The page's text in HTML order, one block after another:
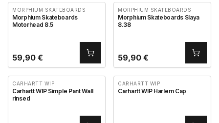
MORPHIUM SKATEBOARDS
Morphium Skateboards
Motorhead 8.5
59,90 €
MORPHIUM SKATEBOARDS
Morphium Skateboards Slaya
8.38
59,90 €
CARHARTT WIP
Carhartt WIP Simple Pant Wall
rinsed
CARHARTT WIP
Carhartt WIP Harlem Cap